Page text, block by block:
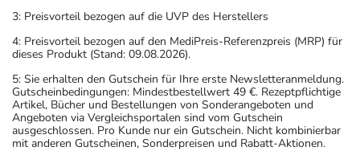
3: Preisvorteil bezogen auf die UVP des Herstellers
4: Preisvorteil bezogen auf den MediPreis-Referenzpreis (MRP) für
dieses Produkt (Stand: 09.08.2026).
5: Sie erhalten den Gutschein für Ihre erste Newsletteranmeldung.
Gutscheinbedingungen: Mindestbestellwert 49 €. Rezeptpflichtige
Artikel, Bücher und Bestellungen von Sonderangeboten und
Angeboten via Vergleichsportalen sind vom Gutschein
ausgeschlossen. Pro Kunde nur ein Gutschein. Nicht kombinierbar
mit anderen Gutscheinen, Sonderpreisen und Rabatt-Aktionen.